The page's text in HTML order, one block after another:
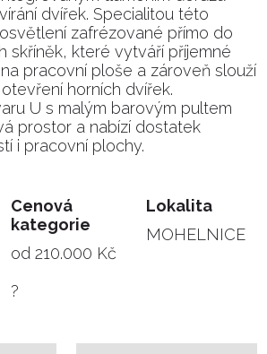
dvířek. Specialitou této
zafrézované přímo do
skříněk, které vytváří příjemné
pracovní ploše a zároveň slouží
horních dvířek.
U s malým barovým pultem
prostor a nabízí dostatek
i pracovní plochy.
Cenová
kategorie
od 210.000 Kč
?
Lokalita
MOHELNICE